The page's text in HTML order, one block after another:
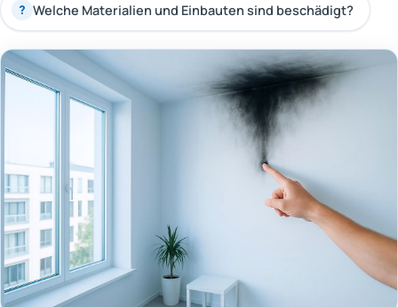
? Welche Materialien und Einbauten sind beschädigt?